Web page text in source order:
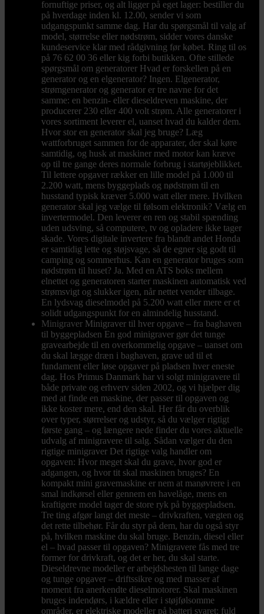
fornuftige priser, og alt ligger på eget lager: bestiller du
på hverdage inden kl. 12.00, sender vi som
udgangspunkt samme dag. Har du spørgsmål til valg af
model, størrelse eller nødstrøm, sidder vores danske
kundeservice klar med rådgivning før købet. Ring til os
på 76 62 00 36 eller kig forbi butikken. Ofte stillede
spørgsmål om generatorer Hvad er forskellen på en
generator og en elgenerator? Ingen. Elgenerator,
strømgenerator og generator er tre navne for det
samme: en benzin- eller dieseldreven maskine, der
producerer 230 eller 400 volt strøm. Alle generatorer i
vores sortiment leverer el, uanset hvad du kalder dem.
Hvor stor en generator skal jeg bruge? Læg
wattforbruget sammen for de apparater, der skal køre
samtidig, og husk at maskiner med motor kan kræve
op til tre gange deres normale forbrug i startøjeblikket.
Til lettere opgaver rækker en lille model på 1.000 til
2.200 watt, mens byggeplads og nødstrøm til en
husstand typisk kræver 5.000 watt eller mere. Hvilken
generator skal jeg vælge til følsom elektronik? Vælg en
invertermodel. Den leverer en ren og stabil spænding
uden udsving, så computere, tv og opladere ikke tager
skade. Vores digitale invertere fra blandt andet Honda
er samtidig lette og støjsvage, så de egner sig godt til
camping og sommerhus. Kan en generator bruges som
nødstrøm til huset? Ja. Med en ATS boks mellem
elnettet og generatoren starter maskinen automatisk ved
strømsvigt og slukker igen, når nettet vender tilbage.
En lydsvag dieselmodel på 5.200 watt eller mere er et
solidt udgangspunkt for en almindelig husstand.
Minigraver Minigraver til hver opgave – fra baghaven
til byggepladsen En god minigraver gør det tunge
gravearbejde til en overkommelig opgave – uanset om
du skal lægge dræn i baghaven, grave ud til et
fundament eller løse opgaver på pladsen hver eneste
dag. Hos Primus Danmark har vi solgt minigravere til
både private og erhverv siden 2002, og vi hjælper dig
med at finde en maskine, der passer til opgaven og
ikke koster mere, end den skal. Her får du overblik
over typer, størrelser og udstyr, så du vælger rigtigt
første gang – og længere nede finder du vores aktuelle
udvalg af minigravere til salg. Sådan vælger du den
rigtige minigraver Det rigtige valg handler om
opgaven: Hvor meget skal du grave, hvor god er
adgangen, og hvor tit skal maskinen bruges? En
kompakt mini gravemaskine er nem at manøvrere i en
smal indkørsel eller gennem en havelåge, mens en
kraftigere model tager de store ryk på byggepladsen.
Tre ting afgør langt det meste – drivkraften, vægten og
det rette tilbehør. Får du styr på dem, har du også styr
på, hvilken maskine du skal bruge. Benzin, diesel eller
el – hvad passer til opgaven? Minigravere fås med tre
former for drivkraft, og det er her, du skal starte.
Dieseldrevne modeller er arbejdshesten til lange dage
og tunge opgaver – driftssikre og med masser af
moment fra anerkendte dieselmotorer. Skal maskinen
bruges indendørs, i kældre eller i støjfølsomme
områder, er elektriske modeller på batteri svaret: fuld